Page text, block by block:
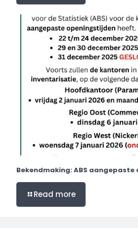
Bekendmaking: ABS
Read more